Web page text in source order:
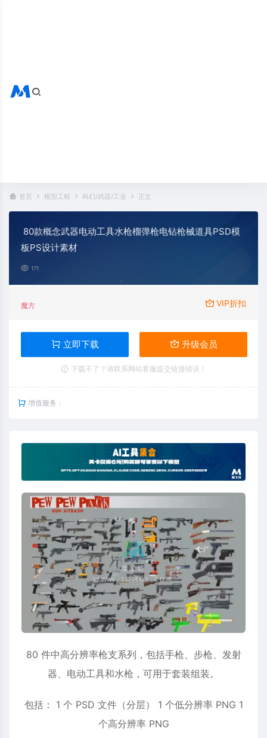
首页 模型工程 科幻/武器/工业 正文
80款概念武器电动工具水枪榴弹枪电钻枪械道具PSD模
板PS设计素材
171
魔方 VIP折扣
立即下载 升级会员
下载不了？请联系网站客服提交链接错误！
增值服务：
80 件中高分辨率枪支系列，包括手枪、步枪、发射
器、电动工具和水枪，可用于套装组装。
包括： 1 个 PSD 文件（分层） 1 个低分辨率 PNG 1
个高分辨率 PNG